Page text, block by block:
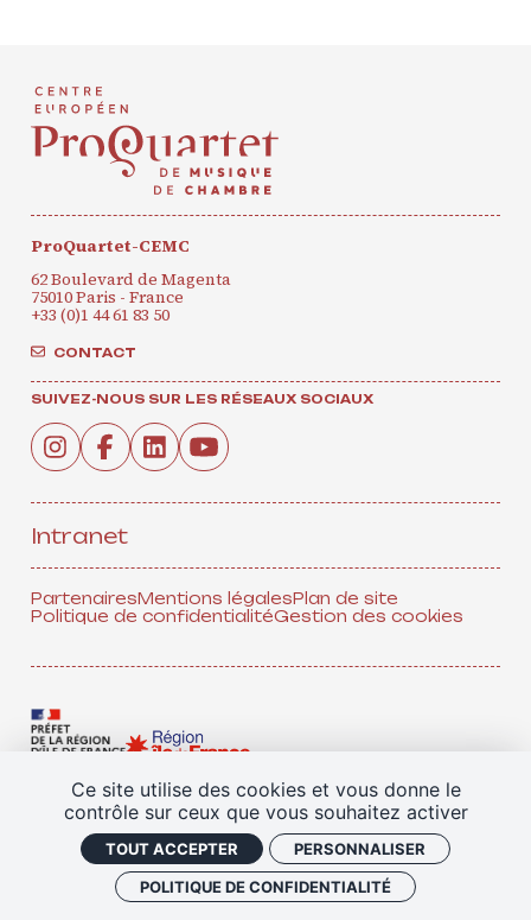
Ce site utilise des cookies et vous donne le
contrôle sur ceux que vous souhaitez activer
TOUT ACCEPTER
PERSONNALISER
POLITIQUE DE CONFIDENTIALITÉ
ProQuartet-CEMC
62 Boulevard de Magenta
75010 Paris - France
+33 (0)1 44 61 83 50
CONTACT
SUIVEZ-NOUS SUR LES RÉSEAUX SOCIAUX
Intranet
PartenairesMentions légalesPlan de site
Politique de confidentialitéGestion des cookies
TOUS NOS PARTENAIRES